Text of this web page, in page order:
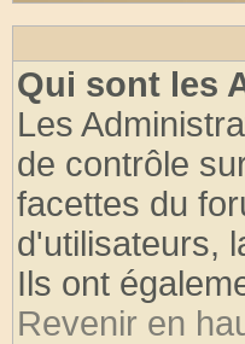
Qui sont les
Les
de contrôle
facettes du
d'utilisateurs,
Ils ont
Revenir en